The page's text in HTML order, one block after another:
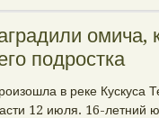
омича,
подростка
в реке Кускуса
12 июля. 16-летний